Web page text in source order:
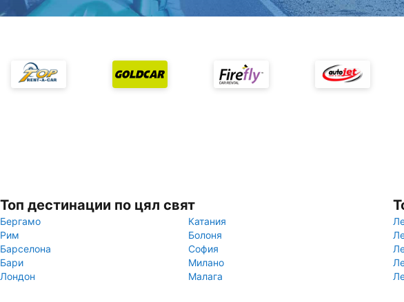
Топ дестинации по цял свят
Бергамо
Катания
Рим
Болоня
Барселона
София
Бари
Милано
Лондон
Малага